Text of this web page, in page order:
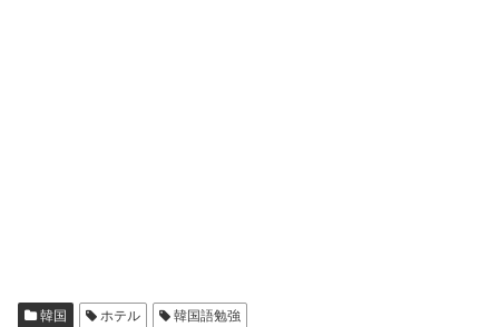
韓国 ホテル 韓国語勉強